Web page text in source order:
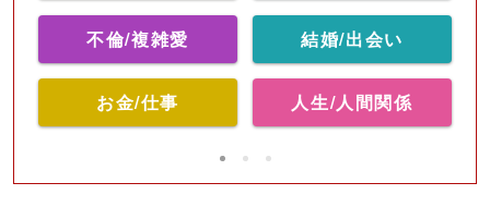
不倫/複雑愛 結婚/出会い
お金/仕事 人生/人間関係